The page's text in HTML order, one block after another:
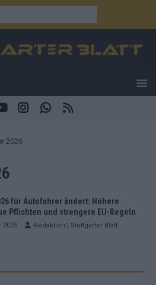
2026
für Autofahrer ändert: Höhere
Pflichten und strengere EU-Regeln
2025 Redaktion | Stuttgarter Blatt